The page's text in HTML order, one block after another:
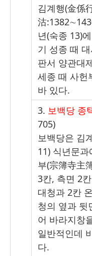
김계행(金係
沽:1382∼
년(숙종 13)
기 성종 때
판서 양관대
세종 때 사헌
바 있다.
3. 보백당 종
705)
보백당은 김
11) 식년문
부(宗簿寺主
3칸, 측면 2
대청과 2칸
청의 옆과 뒷
어 바라지창
일반적인데
다.